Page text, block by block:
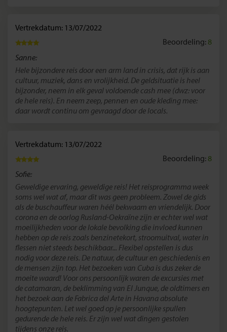
Vertrekdatum: 13/07/2022
Beoordeling: 8
Sanne:
Hele bijzondere reis door een arm land in crisis, dat rijk is aan
cultuur, muziek, dans en vrolijkheid. De geldsituatie is heel
bijzonder, neem in elk geval voldoende cash mee (dwz: voor
de hele reis). En neem zeep, pennen en oude kleding mee:
daar wordt continu om gevraagd door de locals.
Vertrekdatum: 13/07/2022
Beoordeling: 8
Sofie:
Geweldige ervaring, geweldige reis! Het reisprogramma week
soms wel wat af, maar dit was geen probleem. Zowel de gids
als de buschauffeur waren héél bekwaam en vriendelijk. Door
corona en de oorlog Rusland-Oekraïne zijn er echter wel wat
moeilijkheden voor de lokale bevolking die invloed kunnen
hebben op de reis zoals benzinetekort, stroomuitval, water in
flessen niet steeds beschikbaar... Flexibel opstellen is dus
nodig voor deze reis. De natuur, de cultuur en geschiedenis en
de mensen zijn top. Het bezoeken van Cuba is dus zeker de
moeite waard! Voor ons persoonlijk waren de excursies met
de catamaran, de beklimming van El Junque, de oldtimers en
het bezoek aan de Fabrica del Arte in Havana absolute
hoogtepunten. Let wel goed op je persoonlijke spullen
gedurende de hele reis. Er zijn wel wat dingen gestolen
tijdens onze reis.